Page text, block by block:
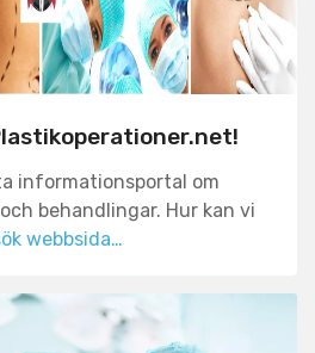
Tänk över ditt beslut
går vidare.
informationsportal om
behandlingar. Hur kan vi
webbsida…